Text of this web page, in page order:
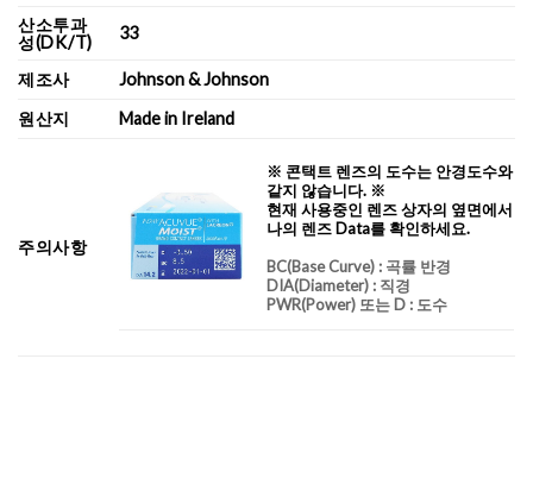
산소투과
성(DK/T)
33
제조사
Johnson & Johnson
원산지
Made in Ireland
주의사항
※ 콘택트 렌즈의 도수는 안경도수와
같지 않습니다. ※
현재 사용중인 렌즈 상자의 옆면에서
나의 렌즈 Data를 확인하세요.
BC(Base Curve): 곡률 반경
DIA(Diameter) : 직경
PWR(Power) 또는 D : 도수